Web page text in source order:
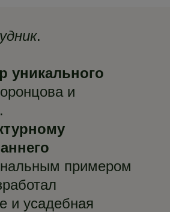
.
уникального
и
примером
и усадебная